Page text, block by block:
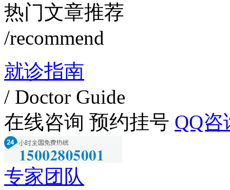
热门文章推荐
/recommend
就诊指南
/ Doctor Guide
在线咨询 预约挂号 QQ咨
专家团队